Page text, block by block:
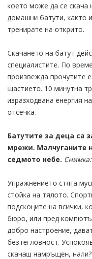
което може да се скача
домашни батути, както
тренирате на открито.
Скачането на батут
специалистите. По
произвежда прочутите
щастието. 10 минутна
изразходвана енергия
отсечка.
Батутите за деца са
мрежи. Малчуганите
седмото небе.
Упражнението стяга
стойка на тялото.
подскоците на всички,
бюро, или пред
добро настроение,
безтегловност.
скачаш намръщен,